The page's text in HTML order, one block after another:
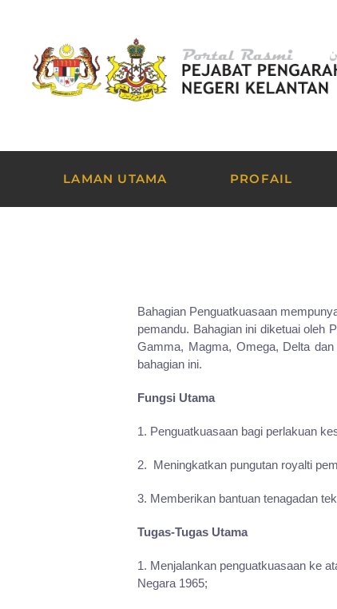
LAMAN UTAMA PROFAIL
Bahagian Penguatkuasaan
pemandu. Bahagian ini diketuai oleh
Gamma, Magma, Omega, Delta
bahagian ini.
Fungsi Utama
1. Penguatkuasaan bagi perlakuan
2. Meningkatkan pungutan royalti
3. Memberikan bantuan tenagadan
Tugas-Tugas Utama
1. Menjalankan penguatkuasaan ke
Negara 1965;